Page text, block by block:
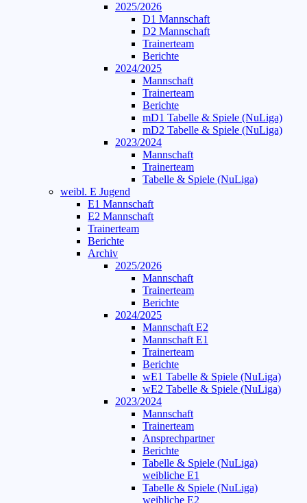
2025/2026
D1 Mannschaft
D2 Mannschaft
Trainerteam
Berichte
2024/2025
Mannschaft
Trainerteam
Berichte
mD1 Tabelle & Spiele (NuLiga)
mD2 Tabelle & Spiele (NuLiga)
2023/2024
Mannschaft
Trainerteam
Tabelle & Spiele (NuLiga)
weibl. E Jugend
E1 Mannschaft
E2 Mannschaft
Trainerteam
Berichte
Archiv
2025/2026
Mannschaft
Trainerteam
Berichte
2024/2025
Mannschaft E2
Mannschaft E1
Trainerteam
Berichte
wE1 Tabelle & Spiele (NuLiga)
wE2 Tabelle & Spiele (NuLiga)
2023/2024
Mannschaft
Trainerteam
Ansprechpartner
Berichte
Tabelle & Spiele (NuLiga)
weibliche E1
Tabelle & Spiele (NuLiga)
weibliche E2